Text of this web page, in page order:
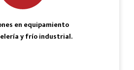
en equipamiento
y frío industrial.